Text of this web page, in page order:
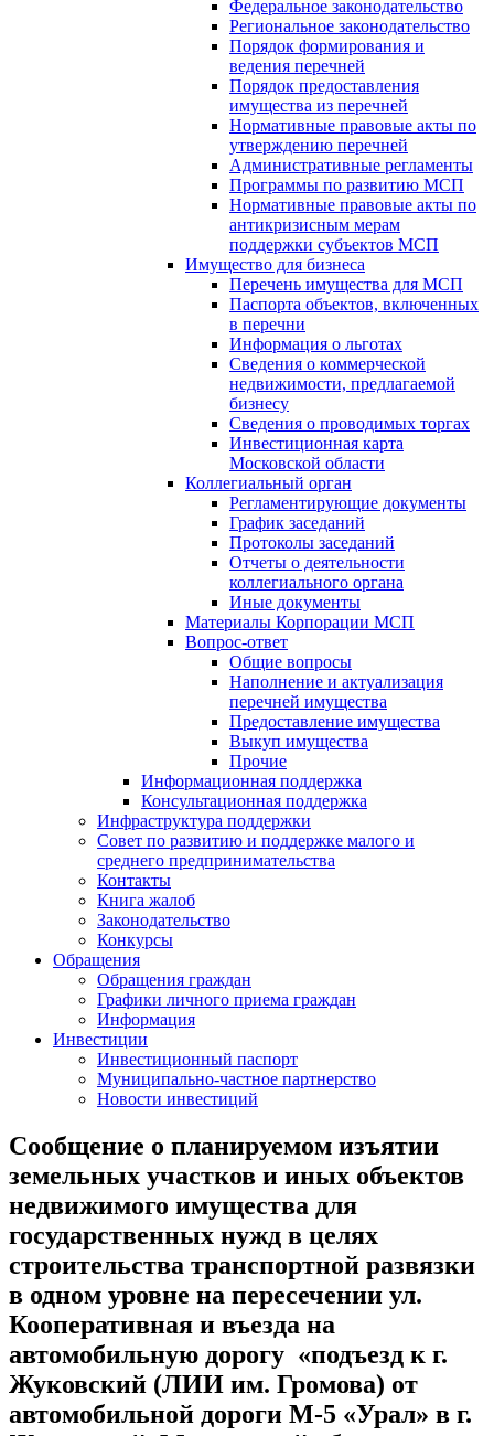
Федеральное законодательство
Региональное законодательство
Порядок формирования и
ведения перечней
Порядок предоставления
имущества из перечней
Нормативные правовые акты по
утверждению перечней
Административные регламенты
Программы по развитию МСП
Нормативные правовые акты по
антикризисным мерам
поддержки субъектов МСП
Имущество для бизнеса
Перечень имущества для МСП
Паспорта объектов, включенных
в перечни
Информация о льготах
Сведения о коммерческой
недвижимости, предлагаемой
бизнесу
Сведения о проводимых торгах
Инвестиционная карта
Московской области
Коллегиальный орган
Регламентирующие документы
График заседаний
Протоколы заседаний
Отчеты о деятельности
коллегиального органа
Иные документы
Материалы Корпорации МСП
Вопрос-ответ
Общие вопросы
Наполнение и актуализация
перечней имущества
Предоставление имущества
Выкуп имущества
Прочие
Информационная поддержка
Консультационная поддержка
Инфраструктура поддержки
Совет по развитию и поддержке малого и
среднего предпринимательства
Контакты
Книга жалоб
Законодательство
Конкурсы
Обращения
Обращения граждан
Графики личного приема граждан
Информация
Инвестиции
Инвестиционный паспорт
Муниципально-частное партнерство
Новости инвестиций
Сообщение о планируемом изъятии
земельных участков и иных объектов
недвижимого имущества для
государственных нужд в целях
строительства транспортной развязки
в одном уровне на пересечении ул.
Кооперативная и въезда на
автомобильную дорогу «подъезд к г.
Жуковский (ЛИИ им. Громова) от
автомобильной дороги М-5 «Урал» в г.